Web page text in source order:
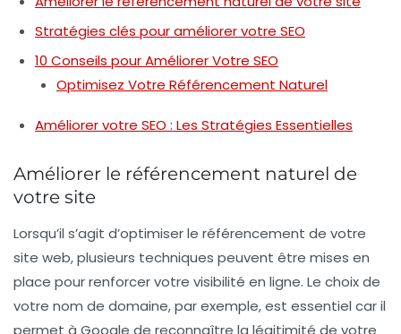
Stratégies clés pour améliorer votre SEO
10 Conseils pour Améliorer Votre SEO
Optimisez Votre Référencement Naturel
Améliorer votre SEO : Les Stratégies Essentielles
Améliorer le référencement naturel de
votre site
Lorsqu’il s’agit d’optimiser le référencement de votre
site web, plusieurs techniques peuvent être mises en
place pour renforcer votre visibilité en ligne. Le choix de
votre nom de domaine, par exemple, est essentiel car il
permet à Google de reconnaître la légitimité de votre